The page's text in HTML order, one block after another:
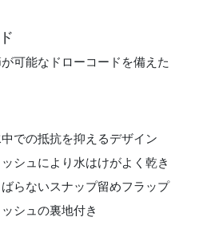
可能なドローコードを備えた
での抵抗を抑えるデザイン
シュにより水はけがよく乾き
らないスナップ留めフラップ
シュの裏地付き